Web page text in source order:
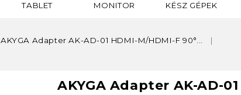
TABLET MONITOR KÉSZ GÉPEK
AKYGA Adapter AK-AD-01 HDMI-M/HDMI-F 90°...
AKYGA Adapter AK-AD-01